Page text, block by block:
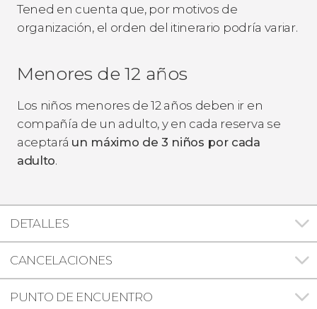
Tened en cuenta que, por motivos de
organización, el orden del itinerario podría variar.
Menores de 12 años
Los niños menores de 12 años deben ir en
compañía de un adulto, y en cada reserva se
aceptará un máximo de 3 niños por cada
adulto.
DETALLES
CANCELACIONES
PUNTO DE ENCUENTRO